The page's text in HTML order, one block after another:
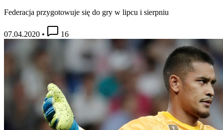
Federacja przygotowuje się do gry w lipcu i sierpniu
07.04.2020 • 16